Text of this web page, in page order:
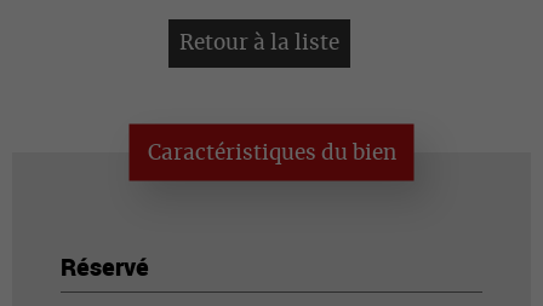
Retour à la liste
Caractéristiques du bien
Réservé